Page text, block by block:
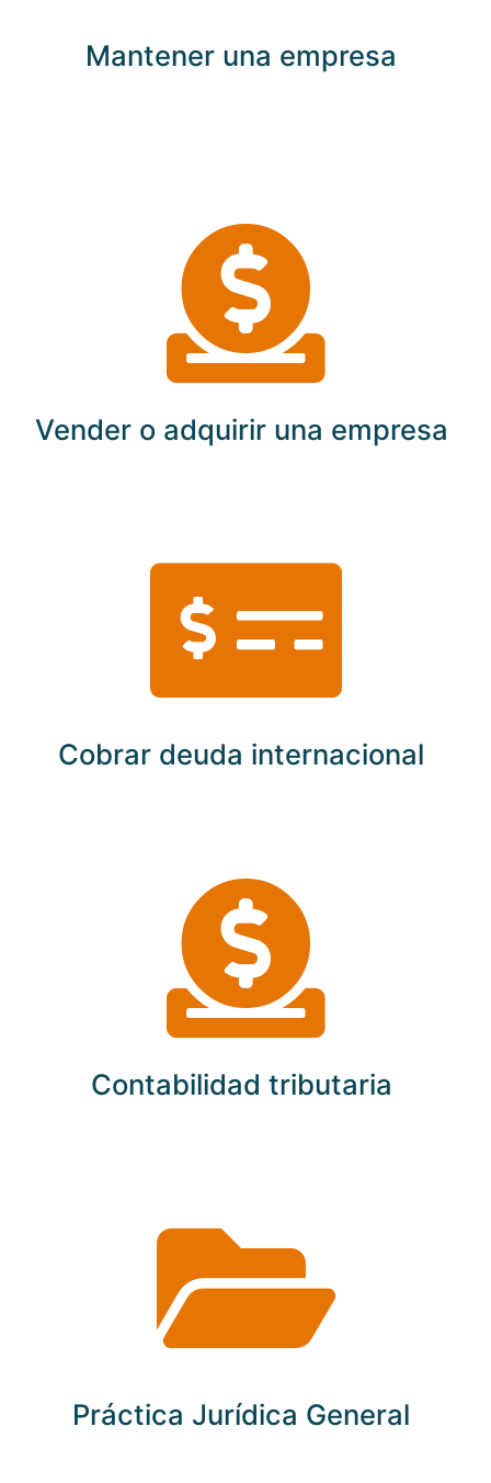
Mantener una empresa
Vender o adquirir una empresa
Cobrar deuda internacional
Contabilidad tributaria
Práctica Jurídica General